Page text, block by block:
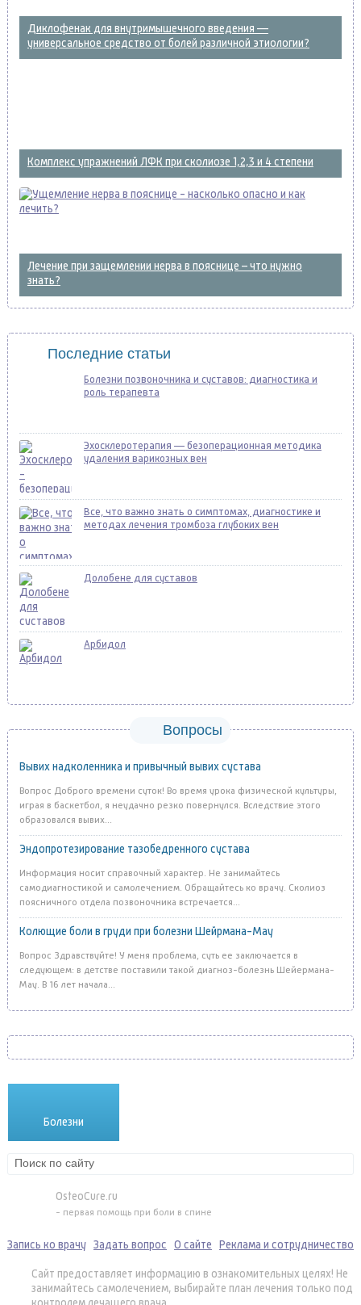
Диклофенак для внутримышечного введения —
универсальное средство от болей различной этиологии?
Комплекс упражнений ЛФК при сколиозе 1,2,3 и 4 степени
Лечение при защемлении нерва в пояснице – что нужно
знать?
Последние статьи
Болезни позвоночника и суставов: диагностика и
роль терапевта
Эхосклеротерапия — безоперационная методика
удаления варикозных вен
Все, что важно знать о симптомах, диагностике и
методах лечения тромбоза глубоких вен
Долобене для суставов
Арбидол
Вопросы
Вывих надколенника и привычный вывих сустава
Вопрос Доброго времени суток! Во время урока физической культуры,
играя в баскетбол, я неудачно резко повернулся. Вследствие этого
образовался вывих...
Эндопротезирование тазобедренного сустава
Информация носит справочный характер. Не занимайтесь
самодиагностикой и самолечением. Обращайтесь ко врачу. Сколиоз
поясничного отдела позвоночника встречается...
Колющие боли в груди при болезни Шейрмана-Мау
Вопрос Здравствуйте! У меня проблема, суть ее заключается в
следующем: в детстве поставили такой диагноз-болезнь Шейермана-
Мау. В 16 лет начала...
Болезни
OsteoCure.ru
- первая помощь при боли в спине
Запись ко врачу Задать вопрос О сайте Реклама и сотрудничество
Сайт предоставляет информацию в ознакомительных целях! Не
занимайтесь самолечением, выбирайте план лечения только под